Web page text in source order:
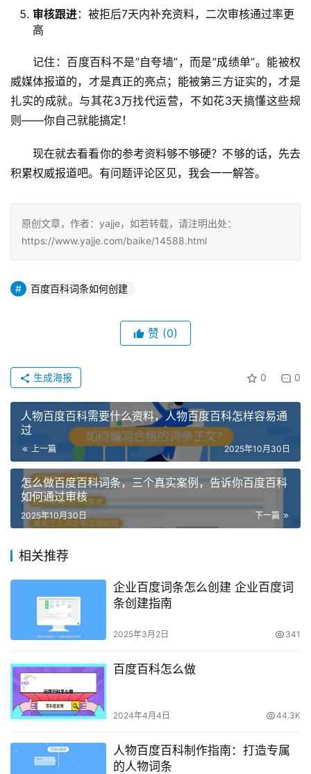
审核跟进：被拒后7天内补充资料，二次审核通过率更
高
记住：百度百科不是”自夸墙”，而是”成绩单”。能被权
威媒体报道的，才是真正的亮点；能被第三方证实的，才是
扎实的成就。与其花3万找代运营，不如花3天搞懂这些规
则——你自己就能搞定！
现在就去看看你的参考资料够不够硬？不够的话，先去
积累权威报道吧。有问题评论区见，我会一一解答。
原创文章，作者：yajje，如若转载，请注明出处：
https://www.yajje.com/baike/14588.html
百度百科词条如何创建
赞 (0)
0 0
生成海报
人物百度百科需要什么资料，人物百度百科怎样容易通
过
上一篇 2025年10月30日
怎么做百度百科词条，三个真实案例，告诉你百度百科
如何通过审核
下一篇
2025年10月30日
相关推荐
企业百度词条怎么创建 企业百度词
条创建指南
2025年3月2日 341
百度百科怎么做
2024年4月4日 44.3K
人物百度百科制作指南：打造专属
的人物词条